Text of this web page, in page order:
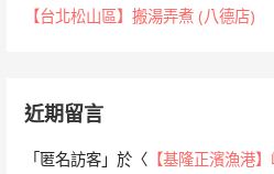
【台北松山區】搬湯弄煮 (八德店)
近期留言
「匿名訪客 」於〈 【基隆正濱漁港